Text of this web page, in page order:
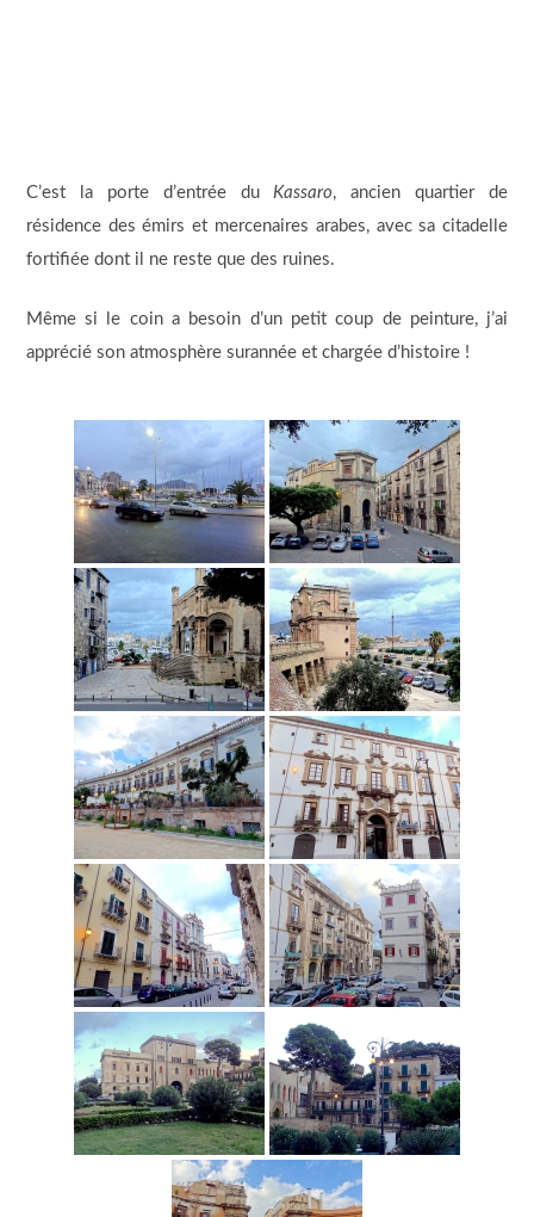
C’est la porte d’entrée du Kassaro, ancien quartier de
résidence des émirs et mercenaires arabes, avec sa citadelle
fortifiée dont il ne reste que des ruines.
Même si le coin a besoin d’un petit coup de peinture, j’ai
apprécié son atmosphère surannée et chargée d’histoire !